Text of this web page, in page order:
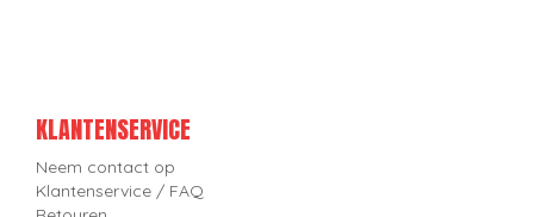
KLANTENSERVICE
Neem contact op
Klantenservice / FAQ